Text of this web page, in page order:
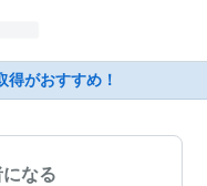
得がおすすめ！
なる